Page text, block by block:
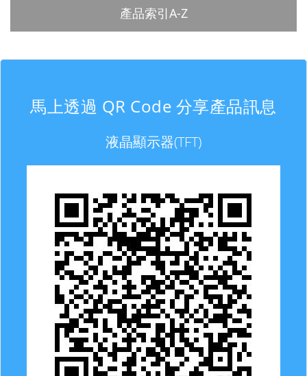
產品索引A-Z
馬上透過 QR Code 分享產品訊息
液晶顯示器(TFT)